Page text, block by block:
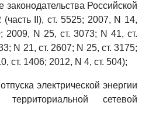
законодательства Российской
II), ст. 5525; 2007, N 14,
2009, N 25, ст. 3073; N 41, ст.
N 21, ст. 2607; N 25, ст. 3175;
ст. 1406; 2012, N 4, ст. 504);
электрической энергии
территориальной сетевой